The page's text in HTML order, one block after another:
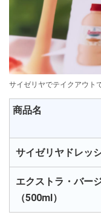
サイゼリヤでテイクアウト
商品名
サイゼリヤドレッ
エクストラ・バー
（500ml）